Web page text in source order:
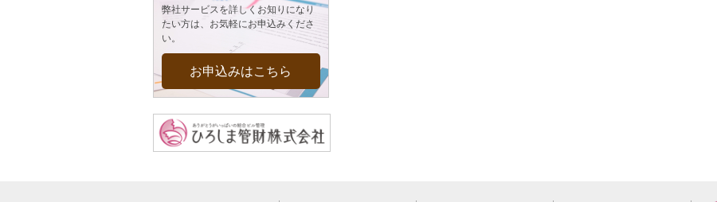
弊社サービスを詳しくお知りになり
たい方は、お気軽にお申込みくださ
い。
お申込みはこちら